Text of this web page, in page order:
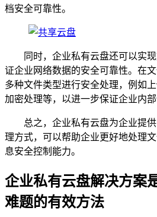
档安全可靠性。
同时，企业私有云盘还可以实现
证企业网络数据的安全可靠性。在
多种文件类型进行安全处理，例如
加密处理等，以进一步保证企业内部
总之，企业私有云盘为企业提供
理方式，可以帮助企业更好地处理
息安全控制能力。
企业私有云盘解决方案
难题的有效方法